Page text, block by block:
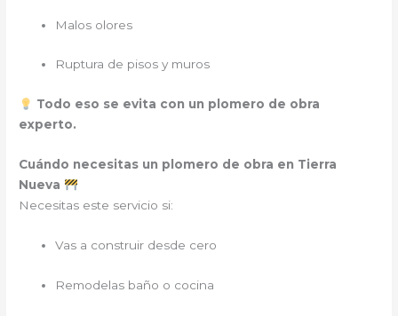
Malos olores
Ruptura de pisos y muros
Todo eso se evita con un plomero de obra
experto.
Cuándo necesitas un plomero de obra en Tierra
Nueva
Necesitas este servicio si:
Vas a construir desde cero
Remodelas baño o cocina